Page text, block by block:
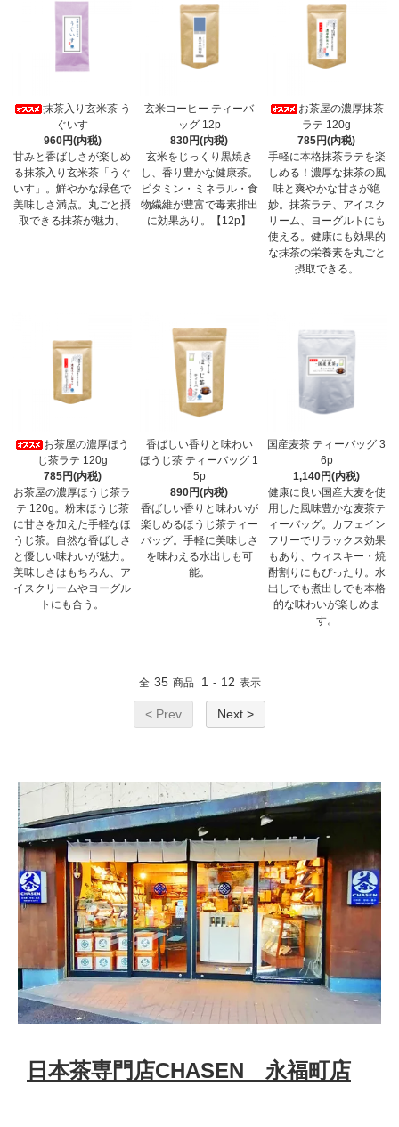
抹茶入り玄米茶 う
ぐいす
960円(内税)
甘みと香ばしさが楽しめ
る抹茶入り玄米茶「うぐ
いす」。鮮やかな緑色で
美味しさ満点。丸ごと摂
取できる抹茶が魅力。
玄米コーヒー ティーバ
ッグ 12p
830円(内税)
玄米をじっくり黒焼き
し、香り豊かな健康茶。
ビタミン・ミネラル・食
物繊維が豊富で毒素排出
に効果あり。【12p】
お茶屋の濃厚抹茶
ラテ 120g
785円(内税)
手軽に本格抹茶ラテを楽
しめる！濃厚な抹茶の風
味と爽やかな甘さが絶
妙。抹茶ラテ、アイスク
リーム、ヨーグルトにも
使える。健康にも効果的
な抹茶の栄養素を丸ごと
摂取できる。
お茶屋の濃厚ほう
じ茶ラテ 120g
785円(内税)
お茶屋の濃厚ほうじ茶ラ
テ 120g。粉末ほうじ茶
に甘さを加えた手軽なほ
うじ茶。自然な香ばしさ
と優しい味わいが魅力。
美味しさはもちろん、ア
イスクリームやヨーグル
トにも合う。
香ばしい香りと味わい
ほうじ茶 ティーバッグ 1
5p
890円(内税)
香ばしい香りと味わいが
楽しめるほうじ茶ティー
バッグ。手軽に美味しさ
を味わえる水出しも可
能。
国産麦茶 ティーバッグ 3
6p
1,140円(内税)
健康に良い国産大麦を使
用した風味豊かな麦茶テ
ィーバッグ。カフェイン
フリーでリラックス効果
もあり、ウィスキー・焼
酎割りにもぴったり。水
出しでも煮出しでも本格
的な味わいが楽しめま
す。
全 35 商品 1 - 12 表示
< Prev Next >
日本茶専門店CHASEN 永福町店